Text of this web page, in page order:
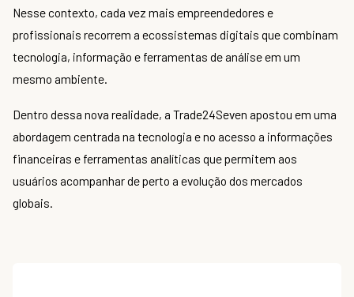
Nesse contexto, cada vez mais empreendedores e
profissionais recorrem a ecossistemas digitais que combinam
tecnologia, informação e ferramentas de análise em um
mesmo ambiente.
Dentro dessa nova realidade, a Trade24Seven apostou em uma
abordagem centrada na tecnologia e no acesso a informações
financeiras e ferramentas analíticas que permitem aos
usuários acompanhar de perto a evolução dos mercados
globais.